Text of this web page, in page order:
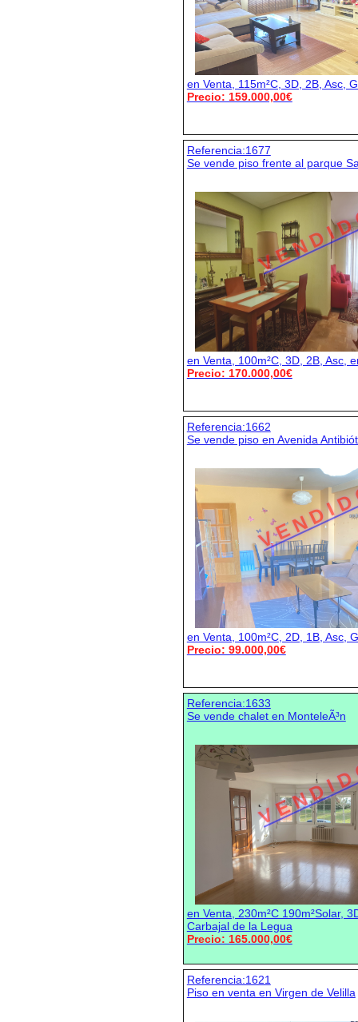
en Venta, 115m²C, 3D, 2B, Asc,
Precio: 159.000,00€
Referencia:1677
Se vende piso frente al parque
V E N D I
en Venta, 100m²C, 3D, 2B, Asc,
Precio: 170.000,00€
Referencia:1662
Se vende piso en Avenida
V E N D I
en Venta, 100m²C, 2D, 1B, Asc,
Precio: 99.000,00€
Referencia:1633
Se vende chalet en MonteleÃ³n
V E N D I
en Venta, 230m²C 190m²Solar,
Carbajal de la Legua
Precio: 165.000,00€
Referencia:1621
Piso en venta en Virgen de Velilla